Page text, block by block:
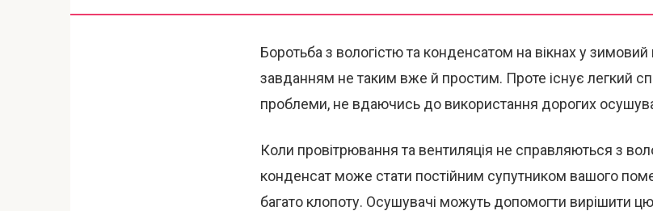
Боротьба з вологістю та конденсатом на вікнах у
завданням не таким вже й простим. Проте існує легкий
проблеми, не вдаючись до використання дорогих
Коли провітрювання та вентиляція не справляються з
конденсат може стати постійним супутником вашого
багато клопоту. Осушувачі можуть допомогти вирішити